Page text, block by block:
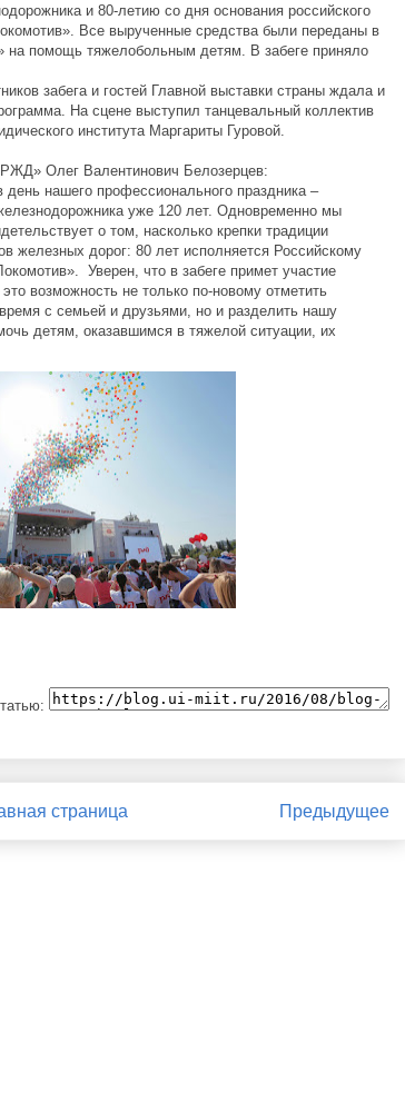
и 80-летию со дня основания российского
Все вырученные средства были переданы в
на помощь тяжелобольным детям. В забеге приняло
забега и гостей Главной выставки страны ждала и
На сцене выступил танцевальный коллектив
института Маргариты Гуровой.
Олег Валентинович Белозерцев:
день нашего профессионального праздника –
уже 120 лет. Одновременно мы
о том, насколько крепки традиции
железных дорог: 80 лет исполняется Российскому
Уверен, что в забеге примет участие
возможность не только по-новому отметить
с семьей и друзьями, но и разделить нашу
детям, оказавшимся в тяжелой ситуации, их
Предыдущее
страница